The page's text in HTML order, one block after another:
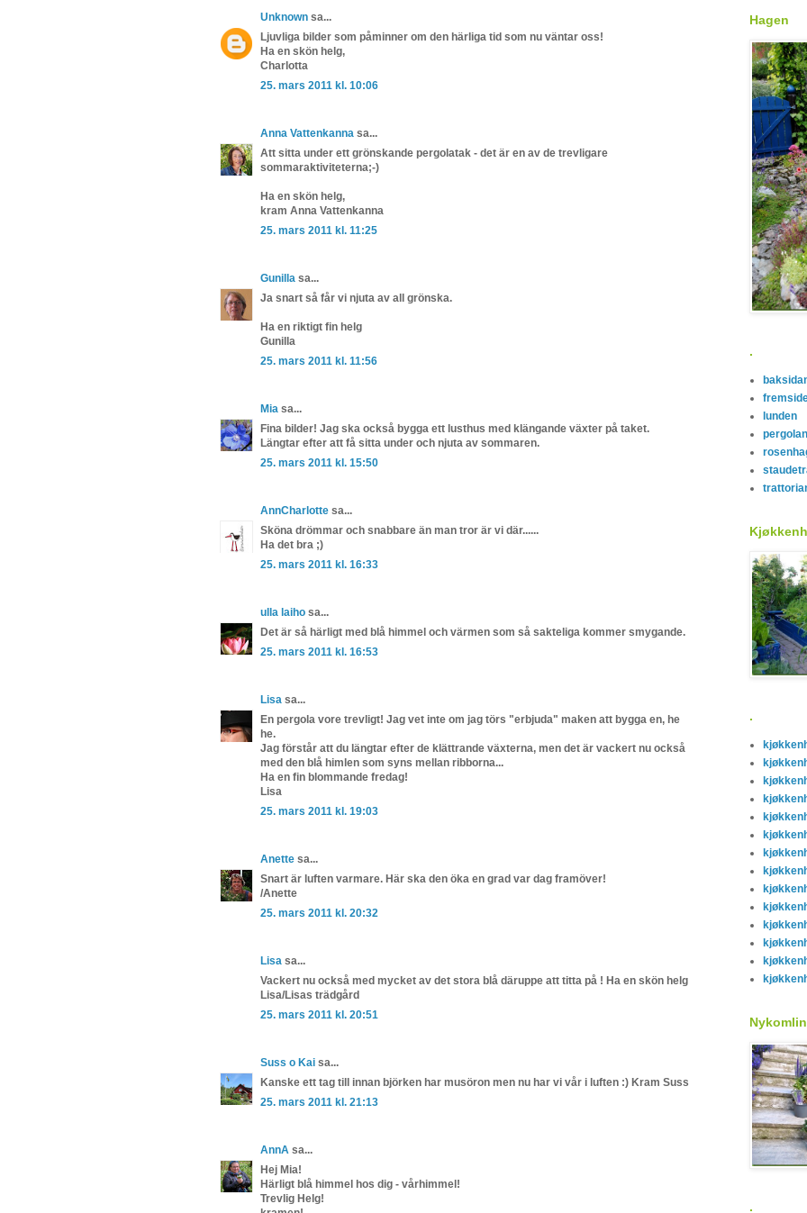
Unknown sa...
Ljuvliga bilder som påminner om den härliga tid som nu väntar oss!
Ha en skön helg,
Charlotta
25. mars 2011 kl. 10:06
Anna Vattenkanna sa...
Att sitta under ett grönskande pergolatak - det är en av de trevligare
sommaraktiviteterna;-)
Ha en skön helg,
kram Anna Vattenkanna
25. mars 2011 kl. 11:25
Gunilla sa...
Ja snart så får vi njuta av all grönska.
Ha en riktigt fin helg
Gunilla
25. mars 2011 kl. 11:56
Mia sa...
Fina bilder! Jag ska också bygga ett lusthus med klängande växter på taket.
Längtar efter att få sitta under och njuta av sommaren.
25. mars 2011 kl. 15:50
AnnCharlotte sa...
Sköna drömmar och snabbare än man tror är vi där......
Ha det bra ;)
25. mars 2011 kl. 16:33
ulla laiho sa...
Det är så härligt med blå himmel och värmen som så sakteliga kommer smygande.
25. mars 2011 kl. 16:53
Lisa sa...
En pergola vore trevligt! Jag vet inte om jag törs "erbjuda" maken att bygga en, he
he.
Jag förstår att du längtar efter de klättrande växterna, men det är vackert nu också
med den blå himlen som syns mellan ribborna...
Ha en fin blommande fredag!
Lisa
25. mars 2011 kl. 19:03
Anette sa...
Snart är luften varmare. Här ska den öka en grad var dag framöver!
/Anette
25. mars 2011 kl. 20:32
Lisa sa...
Vackert nu också med mycket av det stora blå däruppe att titta på ! Ha en skön helg
Lisa/Lisas trädgård
25. mars 2011 kl. 20:51
Suss o Kai sa...
Kanske ett tag till innan björken har musöron men nu har vi vår i luften :) Kram Suss
25. mars 2011 kl. 21:13
AnnA sa...
Hej Mia!
Härligt blå himmel hos dig - vårhimmel!
Trevlig Helg!
Hagen
.
lunden
pergolan
.
.